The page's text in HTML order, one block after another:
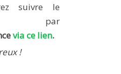
suivre le
par
via ce lien.
!